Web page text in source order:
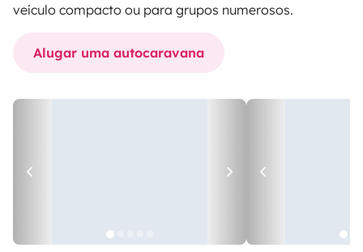
veículo compacto ou para grupos numerosos.
Alugar uma autocaravana